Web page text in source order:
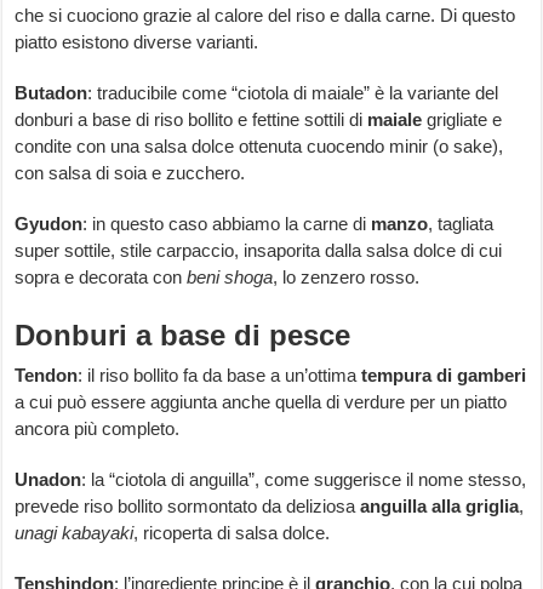
che si cuociono grazie al calore del riso e dalla carne. Di questo
piatto esistono diverse varianti.
Butadon: traducibile come “ciotola di maiale” è la variante del
donburi a base di riso bollito e fettine sottili di maiale grigliate e
condite con una salsa dolce ottenuta cuocendo minir (o sake),
con salsa di soia e zucchero.
Gyudon: in questo caso abbiamo la carne di manzo, tagliata
super sottile, stile carpaccio, insaporita dalla salsa dolce di cui
sopra e decorata conbeni shoga, lo zenzero rosso.
Donburi a base di pesce
Tendon: il riso bollito fa da base a un’ottima tempura di gamberi
a cui può essere aggiunta anche quella di verdure per un piatto
ancora più completo.
Unadon: la “ciotola di anguilla”, come suggerisce il nome stesso,
prevede riso bollito sormontato da deliziosaanguilla alla griglia,
unagi kabayaki, ricoperta di salsa dolce.
Tenshindon: l’ingrediente principe è ilgranchio, con la cui polpa